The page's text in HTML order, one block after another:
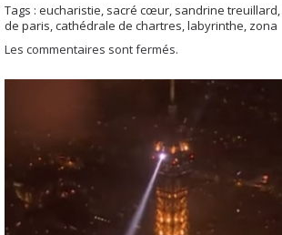
Tags : eucharistie, sacré cœur, sandrine treuillard,
de paris,cathédrale de chartres,labyrinthe, zona
Les commentaires sont fermés.